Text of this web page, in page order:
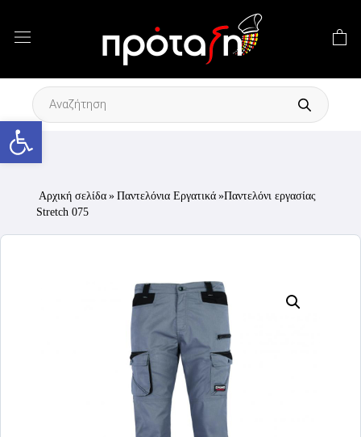
Ανοίξτε τη γραμμή εργαλείων
Products
search
Αρχική σελίδα » Παντελόνια Εργατικά »Παντελόνι εργασίας
Stretch 075